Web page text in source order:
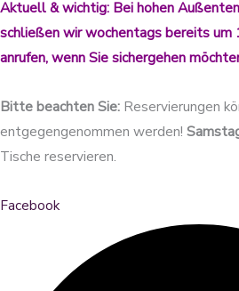
Aktuell & wichtig: Bei hohen
schließen wir wochentags bereits um
anrufen, wenn Sie sichergehen
Bitte beachten Sie: Reservierungen
entgegengenommen werden!
Tische reservieren.
Facebook